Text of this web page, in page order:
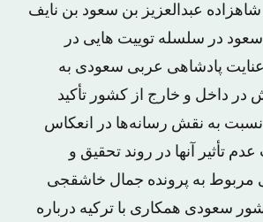
عبدالعزیز بن سعود بن نایف
سعو‌د در سلسله توییت هایی در
عنایت پادشاهی عربی سعودی به
در داخل و خارج از کشور تأکید
به نقش رسانه‌ها در انعکاس
تأثیر آنها در روند تحقیق و
مربوط به پرونده جمال خاشقجی
سعودی همکاری با ترکیه درباره